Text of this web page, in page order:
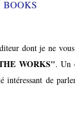
dont je ne
WORKS". Un
intéressant de